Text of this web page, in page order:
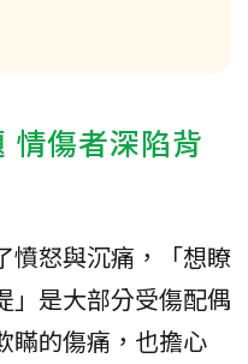
情傷者深陷背
憤怒與沉痛，「想瞭
」是大部分受傷配偶
瞞的傷痛，也擔心